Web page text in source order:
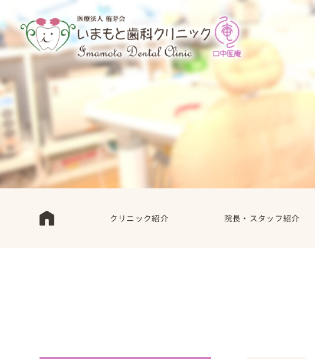
クリニック紹介 院長・スタッフ紹介